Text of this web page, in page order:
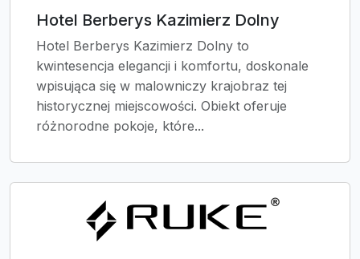
Hotel Berberys Kazimierz Dolny
Hotel Berberys Kazimierz Dolny to
kwintesencja elegancji i komfortu, doskonale
wpisująca się w malowniczy krajobraz tej
historycznej miejscowości. Obiekt oferuje
różnorodne pokoje, które...